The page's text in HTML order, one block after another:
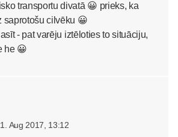
transportu divatā 😀 prieks, ka
saprotošu cilvēku 😀
- pat varēju iztēloties to situāciju,
he 😀
Aug 2017, 13:12